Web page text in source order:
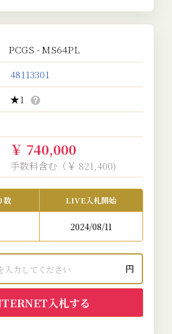
PCGS - MS64PL
48113301
★1
￥ 740,000
手数料含む（￥ 821,400)
数 LIVE入札開始
2024/08/11
円
入札する